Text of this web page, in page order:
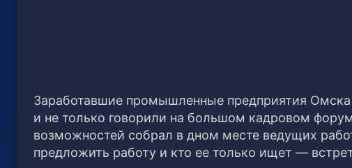
Заработавшие промышленные предприятия
и не только говорили на большом кадровом
возможностей собрал в дном месте ведущих
предложить работу и кто ее только ищет —